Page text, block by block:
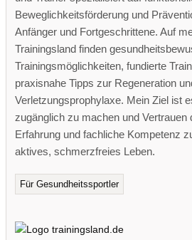
Beweglichkeitsförderung und
Anfänger und Fortgeschrittene. Auf
Trainingsland finden
Trainingsmöglichkeiten, fundierte
praxisnahe Tipps zur Regeneration
Verletzungsprophylaxe. Mein Ziel ist
zugänglich zu machen und Vertrauen
Erfahrung und fachliche Kompetenz
aktives, schmerzfreies Leben.
Für Gesundheitssportler